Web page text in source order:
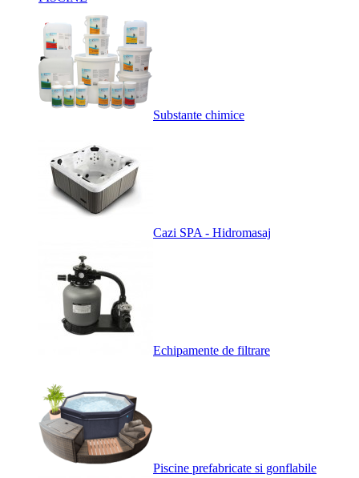
Substante chimice
Cazi SPA - Hidromasaj
Echipamente de filtrare
Piscine prefabricate si gonflabile